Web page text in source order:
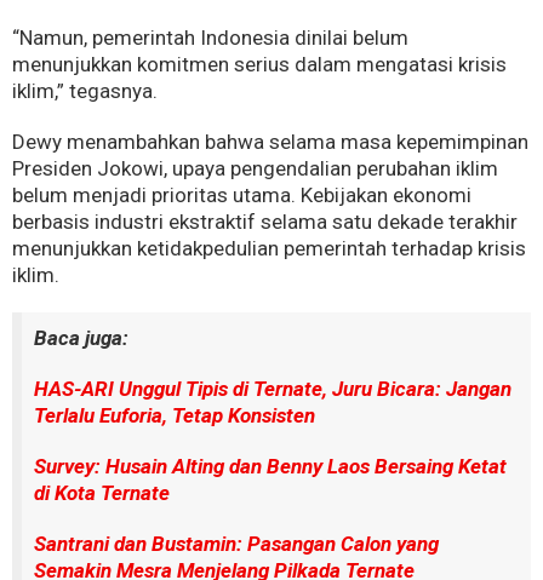
“Namun, pemerintah Indonesia dinilai belum
menunjukkan komitmen serius dalam mengatasi krisis
iklim,” tegasnya.
Dewy menambahkan bahwa selama masa kepemimpinan
Presiden Jokowi, upaya pengendalian perubahan iklim
belum menjadi prioritas utama. Kebijakan ekonomi
berbasis industri ekstraktif selama satu dekade terakhir
menunjukkan ketidakpedulian pemerintah terhadap krisis
iklim.
Baca juga:
HAS-ARI Unggul Tipis di Ternate, Juru Bicara: Jangan
Terlalu Euforia, Tetap Konsisten
Survey: Husain Alting dan Benny Laos Bersaing Ketat
di Kota Ternate
Santrani dan Bustamin: Pasangan Calon yang
Semakin Mesra Menjelang Pilkada Ternate